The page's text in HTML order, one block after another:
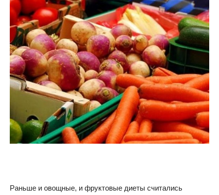
эффективные
диеты
советы
Раньше и овощные, и фруктовые диеты считались